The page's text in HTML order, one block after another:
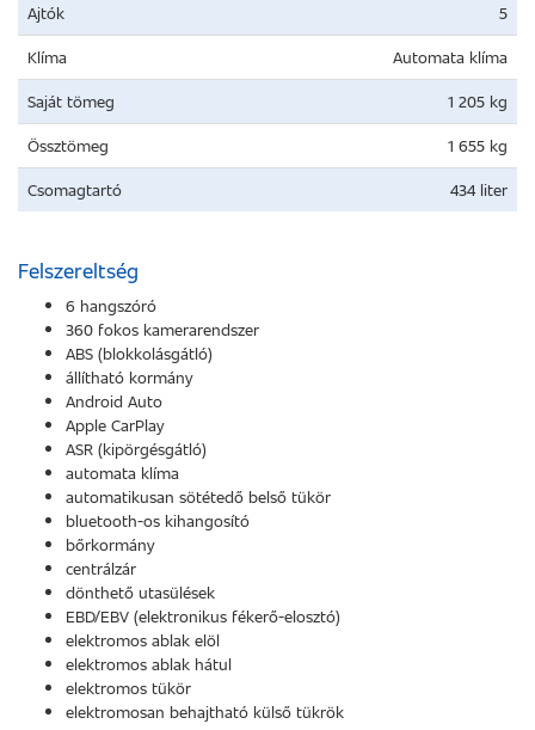
Ajtók
5
Klíma
Automata klíma
Saját tömeg
1 205 kg
Össztömeg
1 655 kg
Csomagtartó
434 liter
Felszereltség
6 hangszóró
360 fokos kamerarendszer
ABS (blokkolásgátló)
állítható kormány
Android Auto
Apple CarPlay
ASR (kipörgésgátló)
automata klíma
automatikusan sötétedő belső tükör
bluetooth-os kihangosító
bőrkormány
centrálzár
dönthető utasülések
EBD/EBV (elektronikus fékerő-elosztó)
elektromos ablak elöl
elektromos ablak hátul
elektromos tükör
elektromosan behajtható külső tükrök